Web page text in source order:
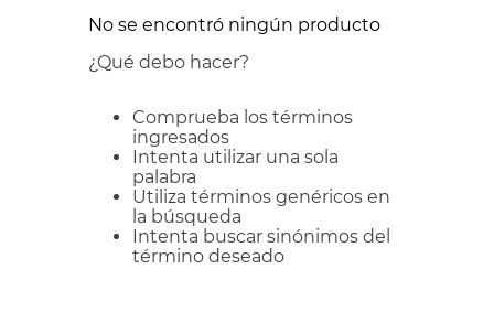
No se encontró ningún producto
¿Qué debo hacer?
Comprueba los términos
ingresados
Intenta utilizar una sola
palabra
Utiliza términos genéricos en
la búsqueda
Intenta buscar sinónimos del
término deseado